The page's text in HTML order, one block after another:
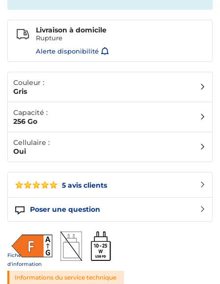
5 avis clients
Poser une question
Livraison à domicile
Rupture
Alerte disponibilité
Couleur :
Gris
Capacité :
256 Go
Cellulaire :
Oui
Fiche
d'information
Informations du service technique